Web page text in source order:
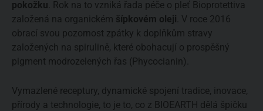
pokožku . Rok na to vzniká řada péče o pleť Bioprotettiva
založená na organickém šípkovém oleji . V roce 2016
obrací svou pozornost zpátky k doplňkům stravy
založených na spirulině, které obohacují o prospěšný
pigment modrozelených řas (Phycocianin).
Vymazlené receptury, dynamické spojení tradice, inovace,
přírody a technologie, to je to, co z BIOEARTH dělá špičku